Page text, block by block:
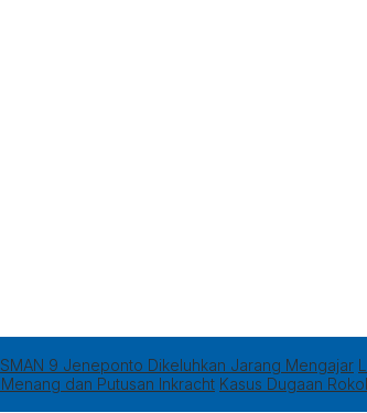
9 Jeneponto Dikeluhkan Jarang Mengajar
dan Putusan Inkracht Kasus Dugaan